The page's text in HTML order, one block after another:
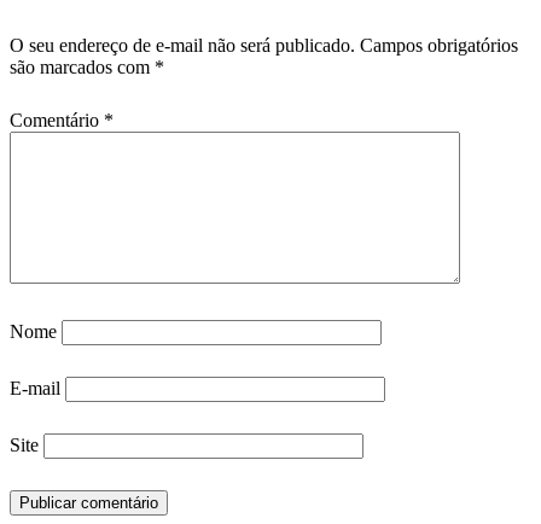
O seu endereço de e-mail não será publicado. Campos obrigatórios
são marcados com *
Comentário *
Nome
E-mail
Site